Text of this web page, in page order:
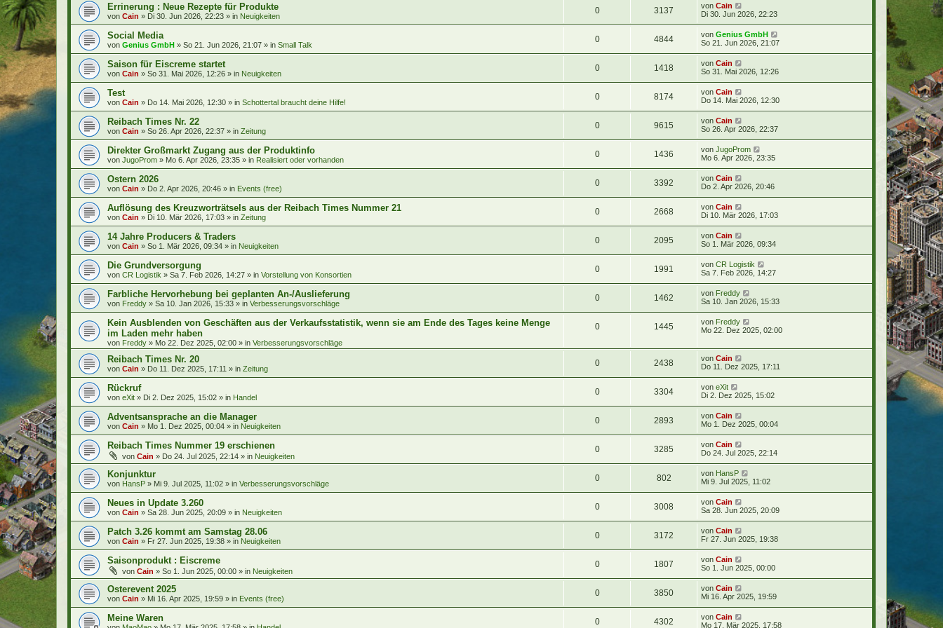
Errinerung : Neue Rezepte für Produkte
von Cain » Di 30. Jun 2026, 22:23 » in Neuigkeiten
0 3137 von Cain
Di 30. Jun 2026, 22:23
Social Media
von Genius GmbH » So 21. Jun 2026, 21:07 » in Small Talk
0 4844 von Genius GmbH
So 21. Jun 2026, 21:07
Saison für Eiscreme startet
von Cain » So 31. Mai 2026, 12:26 » in Neuigkeiten
0 1418 von Cain
So 31. Mai 2026, 12:26
Test
von Cain » Do 14. Mai 2026, 12:30 » in Schottertal braucht deine Hilfe!
0 8174 von Cain
Do 14. Mai 2026, 12:30
Reibach Times Nr. 22
von Cain » So 26. Apr 2026, 22:37 » in Zeitung
0 9615 von Cain
So 26. Apr 2026, 22:37
Direkter Großmarkt Zugang aus der Produktinfo
von JugoProm » Mo 6. Apr 2026, 23:35 » in Realisiert oder vorhanden
0 1436 von JugoProm
Mo 6. Apr 2026, 23:35
Ostern 2026
von Cain » Do 2. Apr 2026, 20:46 » in Events (free)
0 3392 von Cain
Do 2. Apr 2026, 20:46
Auflösung des Kreuzworträtsels aus der Reibach Times Nummer 21
von Cain » Di 10. Mär 2026, 17:03 » in Zeitung
0 2668 von Cain
Di 10. Mär 2026, 17:03
14 Jahre Producers & Traders
von Cain » So 1. Mär 2026, 09:34 » in Neuigkeiten
0 2095 von Cain
So 1. Mär 2026, 09:34
Die Grundversorgung
von CR Logistik » Sa 7. Feb 2026, 14:27 » in Vorstellung von Konsortien
0 1991 von CR Logistik
Sa 7. Feb 2026, 14:27
Farbliche Hervorhebung bei geplanten An-/Auslieferung
von Freddy » Sa 10. Jan 2026, 15:33 » in Verbesserungsvorschläge
0 1462 von Freddy
Sa 10. Jan 2026, 15:33
Kein Ausblenden von Geschäften aus der Verkaufsstatistik, wenn sie am Ende des Tages keine Menge
im Laden mehr haben
von Freddy » Mo 22. Dez 2025, 02:00 » in Verbesserungsvorschläge
0 1445 von Freddy
Mo 22. Dez 2025, 02:00
Reibach Times Nr. 20
von Cain » Do 11. Dez 2025, 17:11 » in Zeitung
0 2438 von Cain
Do 11. Dez 2025, 17:11
Rückruf
von eXit » Di 2. Dez 2025, 15:02 » in Handel
0 3304 von eXit
Di 2. Dez 2025, 15:02
Adventsansprache an die Manager
von Cain » Mo 1. Dez 2025, 00:04 » in Neuigkeiten
0 2893 von Cain
Mo 1. Dez 2025, 00:04
Reibach Times Nummer 19 erschienen
von Cain » Do 24. Jul 2025, 22:14 » in Neuigkeiten
0 3285 von Cain
Do 24. Jul 2025, 22:14
Konjunktur
von HansP » Mi 9. Jul 2025, 11:02 » in Verbesserungsvorschläge
0 802 von HansP
Mi 9. Jul 2025, 11:02
Neues in Update 3.260
von Cain » Sa 28. Jun 2025, 20:09 » in Neuigkeiten
0 3008 von Cain
Sa 28. Jun 2025, 20:09
Patch 3.26 kommt am Samstag 28.06
von Cain » Fr 27. Jun 2025, 19:38 » in Neuigkeiten
0 3172 von Cain
Fr 27. Jun 2025, 19:38
Saisonprodukt : Eiscreme
von Cain » So 1. Jun 2025, 00:00 » in Neuigkeiten
0 1807 von Cain
So 1. Jun 2025, 00:00
Osterevent 2025
von Cain » Mi 16. Apr 2025, 19:59 » in Events (free)
0 3850 von Cain
Mi 16. Apr 2025, 19:59
Meine Waren 0 4302 von Cain
Mo 17. Mär 2025, 17:58